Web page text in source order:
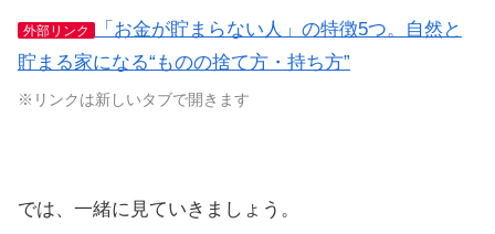
外部リンク
「お金が貯まらない人」の特徴5つ。自然と
貯まる家になる“ものの捨て方・持ち方”
※リンクは新しいタブで開きます
では、一緒に見ていきましょう。